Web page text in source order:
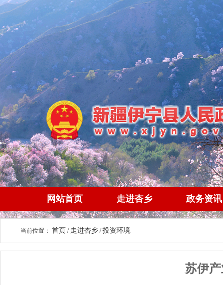
网站首页 走进杏乡 政务资讯
当前位置： 首页 / 走进杏乡 /投资环境
苏伊